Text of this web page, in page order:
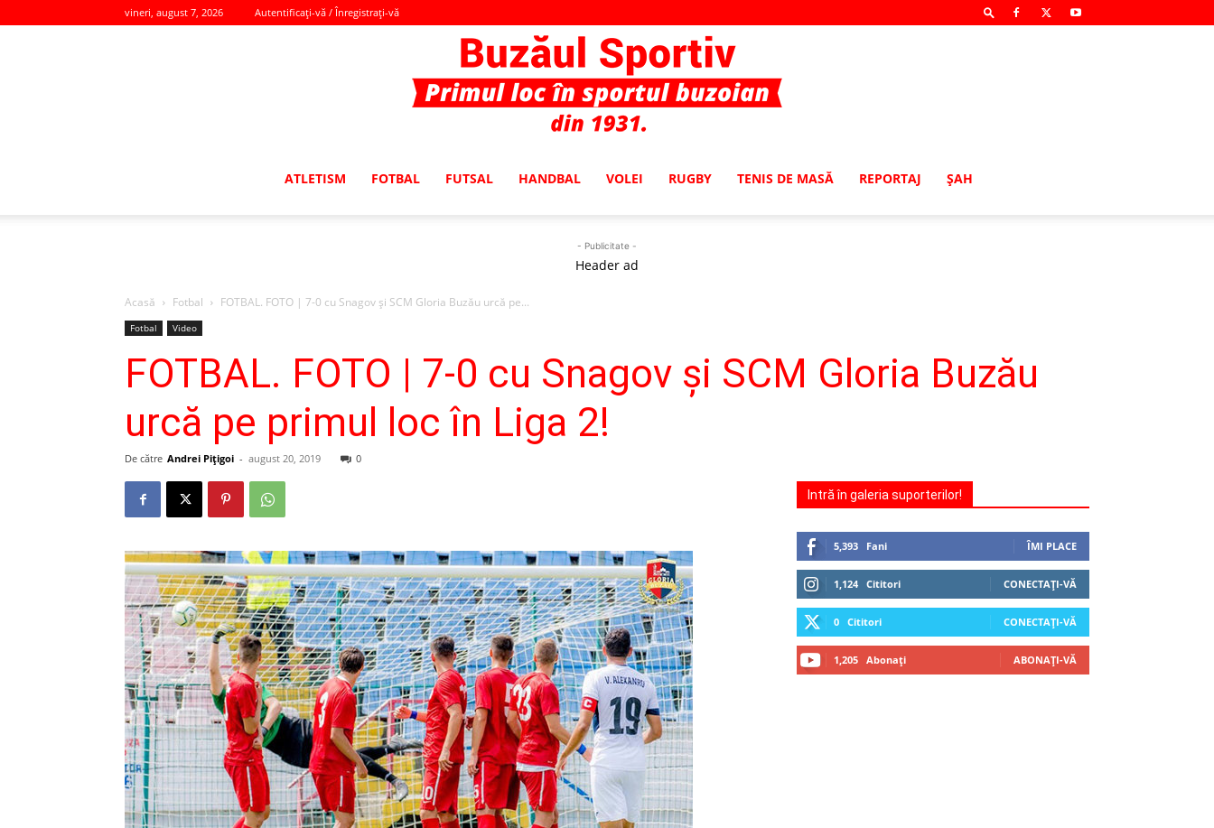
vineri, august 7, 2026 Autentificați-vă / Înregistrați-vă
ATLETISM FOTBAL FUTSAL HANDBAL VOLEI RUGBY TENIS DE MASĂ REPORTAJ ŞAH
- Publicitate -
Header ad
Acasă Fotbal FOTBAL. FOTO | 7-0 cu Snagov şi SCM Gloria Buzău urcă pe...
Fotbal Video
FOTBAL. FOTO | 7-0 cu Snagov şi SCM Gloria Buzău
urcă pe primul loc în Liga 2!
De către Andrei Pițigoi - august 20, 2019 0
Intră în galeria suporterilor!
5,393 Fani ÎMI PLACE
1,124 Cititori CONECTAȚI-VĂ
0 Cititori CONECTAȚI-VĂ
1,205 Abonați ABONAȚI-VĂ